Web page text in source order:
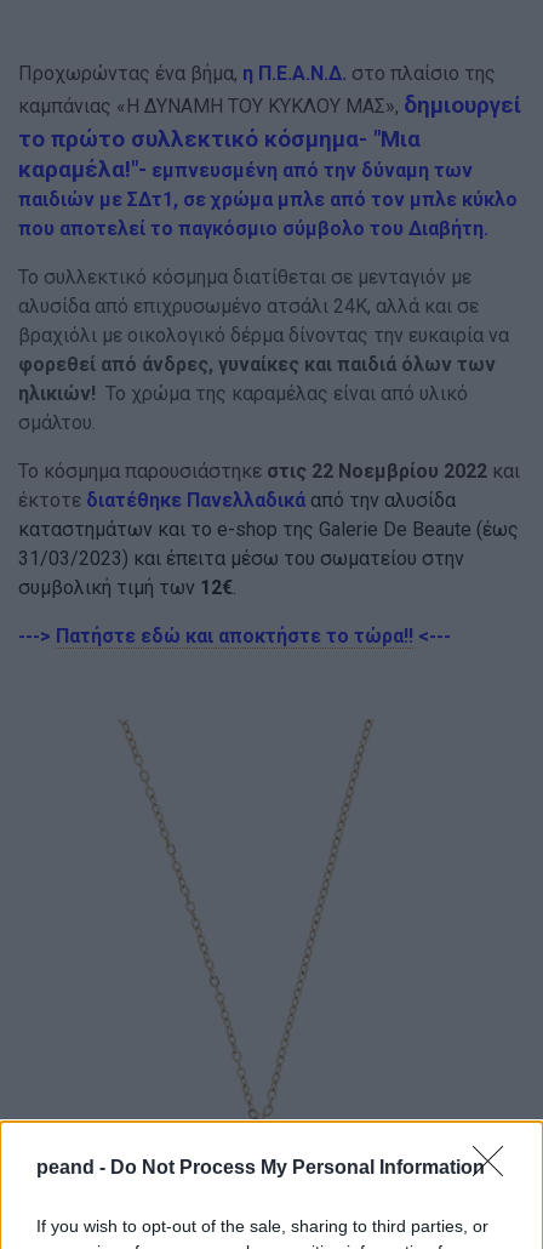
peand - Do Not Process My Personal Information
If you wish to opt-out of the sale, sharing to third parties, or
Προχωρώντας ένα βήμα, η Π.Ε.Α.Ν.Δ. στο πλαίσιο της
καμπάνιας «Η ΔΥΝΑΜΗ ΤΟΥ ΚΥΚΛΟΥ ΜΑΣ», δημιουργεί
το πρώτο συλλεκτικό κόσμημα- "Μια
καραμέλα!"- εμπνευσμένη από την δύναμη των
παιδιών με ΣΔτ1, σε χρώμα μπλε από τον μπλε κύκλο
που αποτελεί το παγκόσμιο σύμβολο του Διαβήτη.
Το συλλεκτικό κόσμημα διατίθεται σε μενταγιόν με
αλυσίδα από επιχρυσωμένο ατσάλι 24Κ, αλλά και σε
βραχιόλι με οικολογικό δέρμα δίνοντας την ευκαιρία να
φορεθεί από άνδρες, γυναίκες και παιδιά όλων των
ηλικιών! Το χρώμα της καραμέλας είναι από υλικό
σμάλτου.
Το κόσμημα παρουσιάστηκε στις 22 Νοεμβρίου 2022 και
έκτοτε διατέθηκε Πανελλαδικά από την αλυσίδα
καταστημάτων και το e-shop της Galerie De Beaute (έως
31/03/2023) και έπειτα μέσω του σωματείου στην
συμβολική τιμή των 12€.
---> Πατήστε εδώ και αποκτήστε το τώρα!! <---